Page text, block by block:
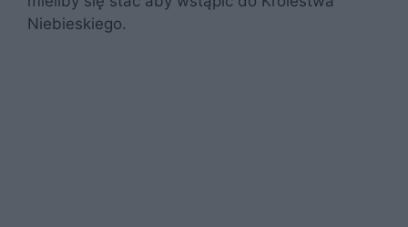
Niebieskiego.